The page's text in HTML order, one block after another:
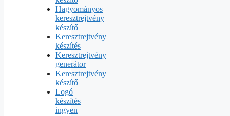
Hagyományos
keresztrejtvény
készítő
Keresztrejtvény
készítés
Keresztrejtvény
generátor
Keresztrejtvény
készítő
Logó
készítés
ingyen